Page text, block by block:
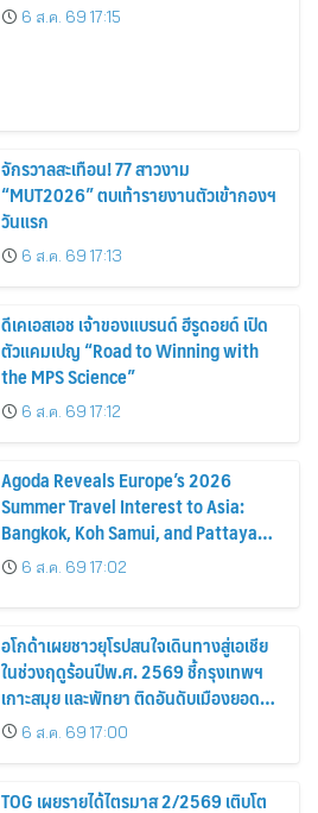
6 ส.ค. 69 17:15
จักรวาลสะเทือน! 77 สาวงาม
“MUT2026” ตบเท้ารายงานตัวเข้ากองฯ
วันแรก
6 ส.ค. 69 17:13
ดีเคเอสเอช เจ้าของแบรนด์ ฮีรูดอยด์ เปิด
ตัวแคมเปญ “Road to Winning with
the MPS Science”
6 ส.ค. 69 17:12
Agoda Reveals Europe’s 2026
Summer Travel Interest to Asia:
Bangkok, Koh Samui, and Pattaya
Among the Top Cities
6 ส.ค. 69 17:02
อโกด้าเผยชาวยุโรปสนใจเดินทางสู่เอเชีย
ในช่วงฤดูร้อนปีพ.ศ. 2569 ชี้กรุงเทพฯ
เกาะสมุย และพัทยา ติดอันดับเมืองยอด
นิยม6 ส.ค. 69 17:00
TOG เผยรายได้ไตรมาส 2/2569 เติบโต